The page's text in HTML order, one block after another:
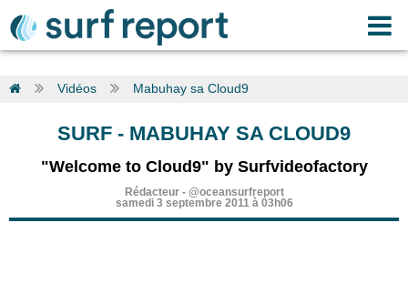
Vidéos Mabuhay sa Cloud9
SURF - MABUHAY SA CLOUD9
"Welcome to Cloud9" by Surfvideofactory
Rédacteur- @oceansurfreport
samedi 3 septembre 2011 à 03h06